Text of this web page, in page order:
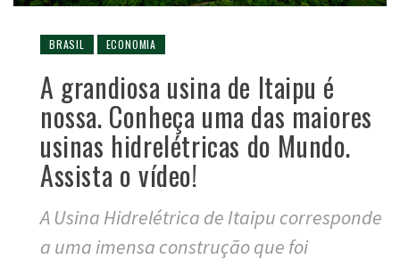
BRASIL ECONOMIA
A grandiosa usina de Itaipu é
nossa. Conheça uma das maiores
usinas hidrelétricas do Mundo.
Assista o vídeo!
A Usina Hidrelétrica de Itaipu corresponde
a uma imensa construção que foi